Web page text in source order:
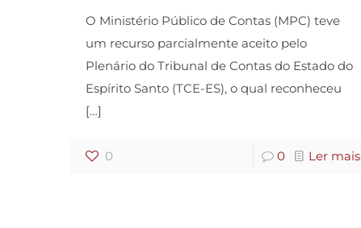
O Ministério Público de Contas (MPC) teve
um recurso parcialmente aceito pelo
Plenário do Tribunal de Contas do Estado do
Espírito Santo (TCE-ES), o qual reconheceu
[…]
0 0 Ler mais